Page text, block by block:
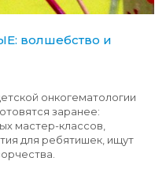
волшебство и
онкогематологии
заранее:
мастер-классов,
для ребятишек, ищут